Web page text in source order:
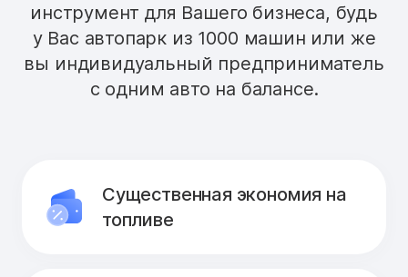
инструмент для Вашего бизнеса, будь
у Вас автопарк из 1000 машин или же
вы индивидуальный предприниматель
с одним авто на балансе.
Существенная экономия на
топливе